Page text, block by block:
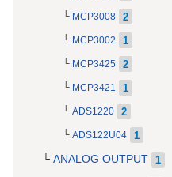
MCP3008 2
MCP3002 1
MCP3425 2
MCP3421 1
ADS1220 2
ADS122U04 1
ANALOG OUTPUT 1